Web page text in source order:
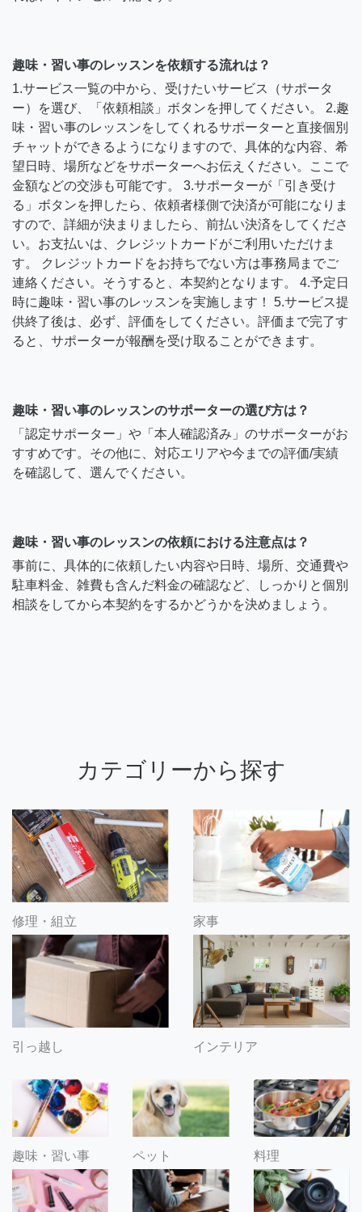
趣味・習い事のレッスンを依頼する流れは？
1.サービス一覧の中から、受けたいサービス（サポータ
ー）を選び、「依頼相談」ボタンを押してください。 2.趣
味・習い事のレッスンをしてくれるサポーターと直接個別
チャットができるようになりますので、具体的な内容、希
望日時、場所などをサポーターへお伝えください。ここで
金額などの交渉も可能です。 3.サポーターが「引き受け
る」ボタンを押したら、依頼者様側で決済が可能になりま
すので、詳細が決まりましたら、前払い決済をしてくださ
い。お支払いは、クレジットカードがご利用いただけま
す。 クレジットカードをお持ちでない方は事務局までご
連絡ください。そうすると、本契約となります。 4.予定日
時に趣味・習い事のレッスンを実施します！ 5.サービス提
供終了後は、必ず、評価をしてください。評価まで完了す
ると、サポーターが報酬を受け取ることができます。
趣味・習い事のレッスンのサポーターの選び方は？
「認定サポーター」や「本人確認済み」のサポーターがお
すすめです。その他に、対応エリアや今までの評価/実績
を確認して、選んでください。
趣味・習い事のレッスンの依頼における注意点は？
事前に、具体的に依頼したい内容や日時、場所、交通費や
駐車料金、雑費も含んだ料金の確認など、しっかりと個別
相談をしてから本契約をするかどうかを決めましょう。
カテゴリーから探す
修理・組立 家事
引っ越し インテリア
趣味・習い事 ペット 料理